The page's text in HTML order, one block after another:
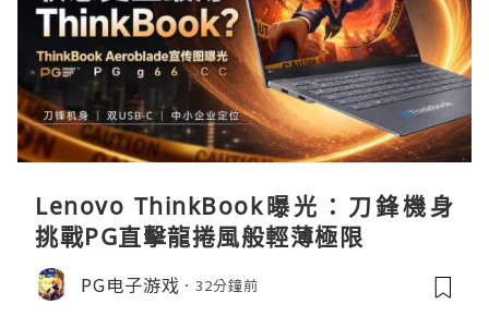
Lenovo ThinkBook曝光：刀鋒機身
挑戰PG直擊龍捲風般輕薄極限
PG电子游戏 32分鐘前